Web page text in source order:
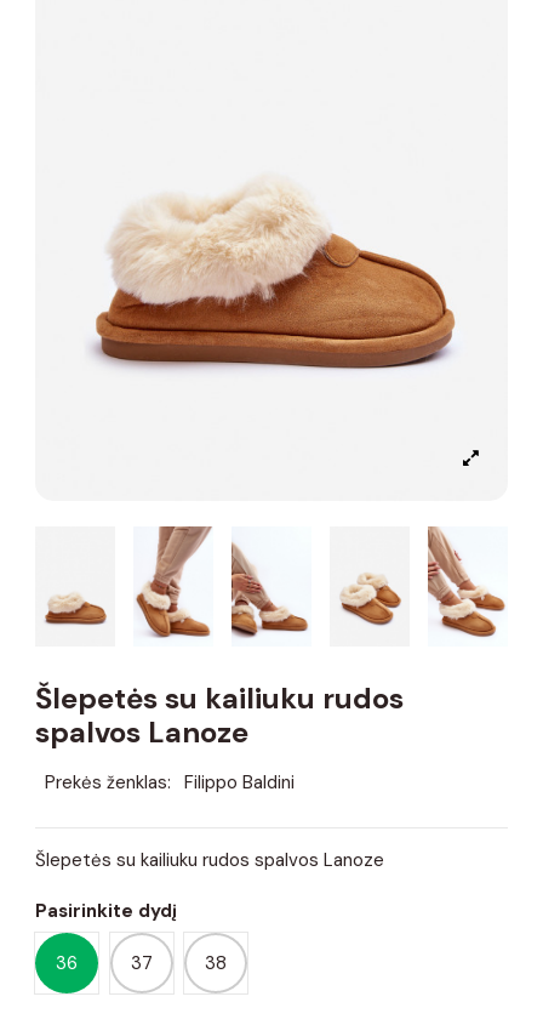
Šlepetės su kailiuku rudos
spalvos Lanoze
Prekės ženklas: Filippo Baldini
Šlepetės su kailiuku rudos spalvos Lanoze
Pasirinkite dydį
36 37 38